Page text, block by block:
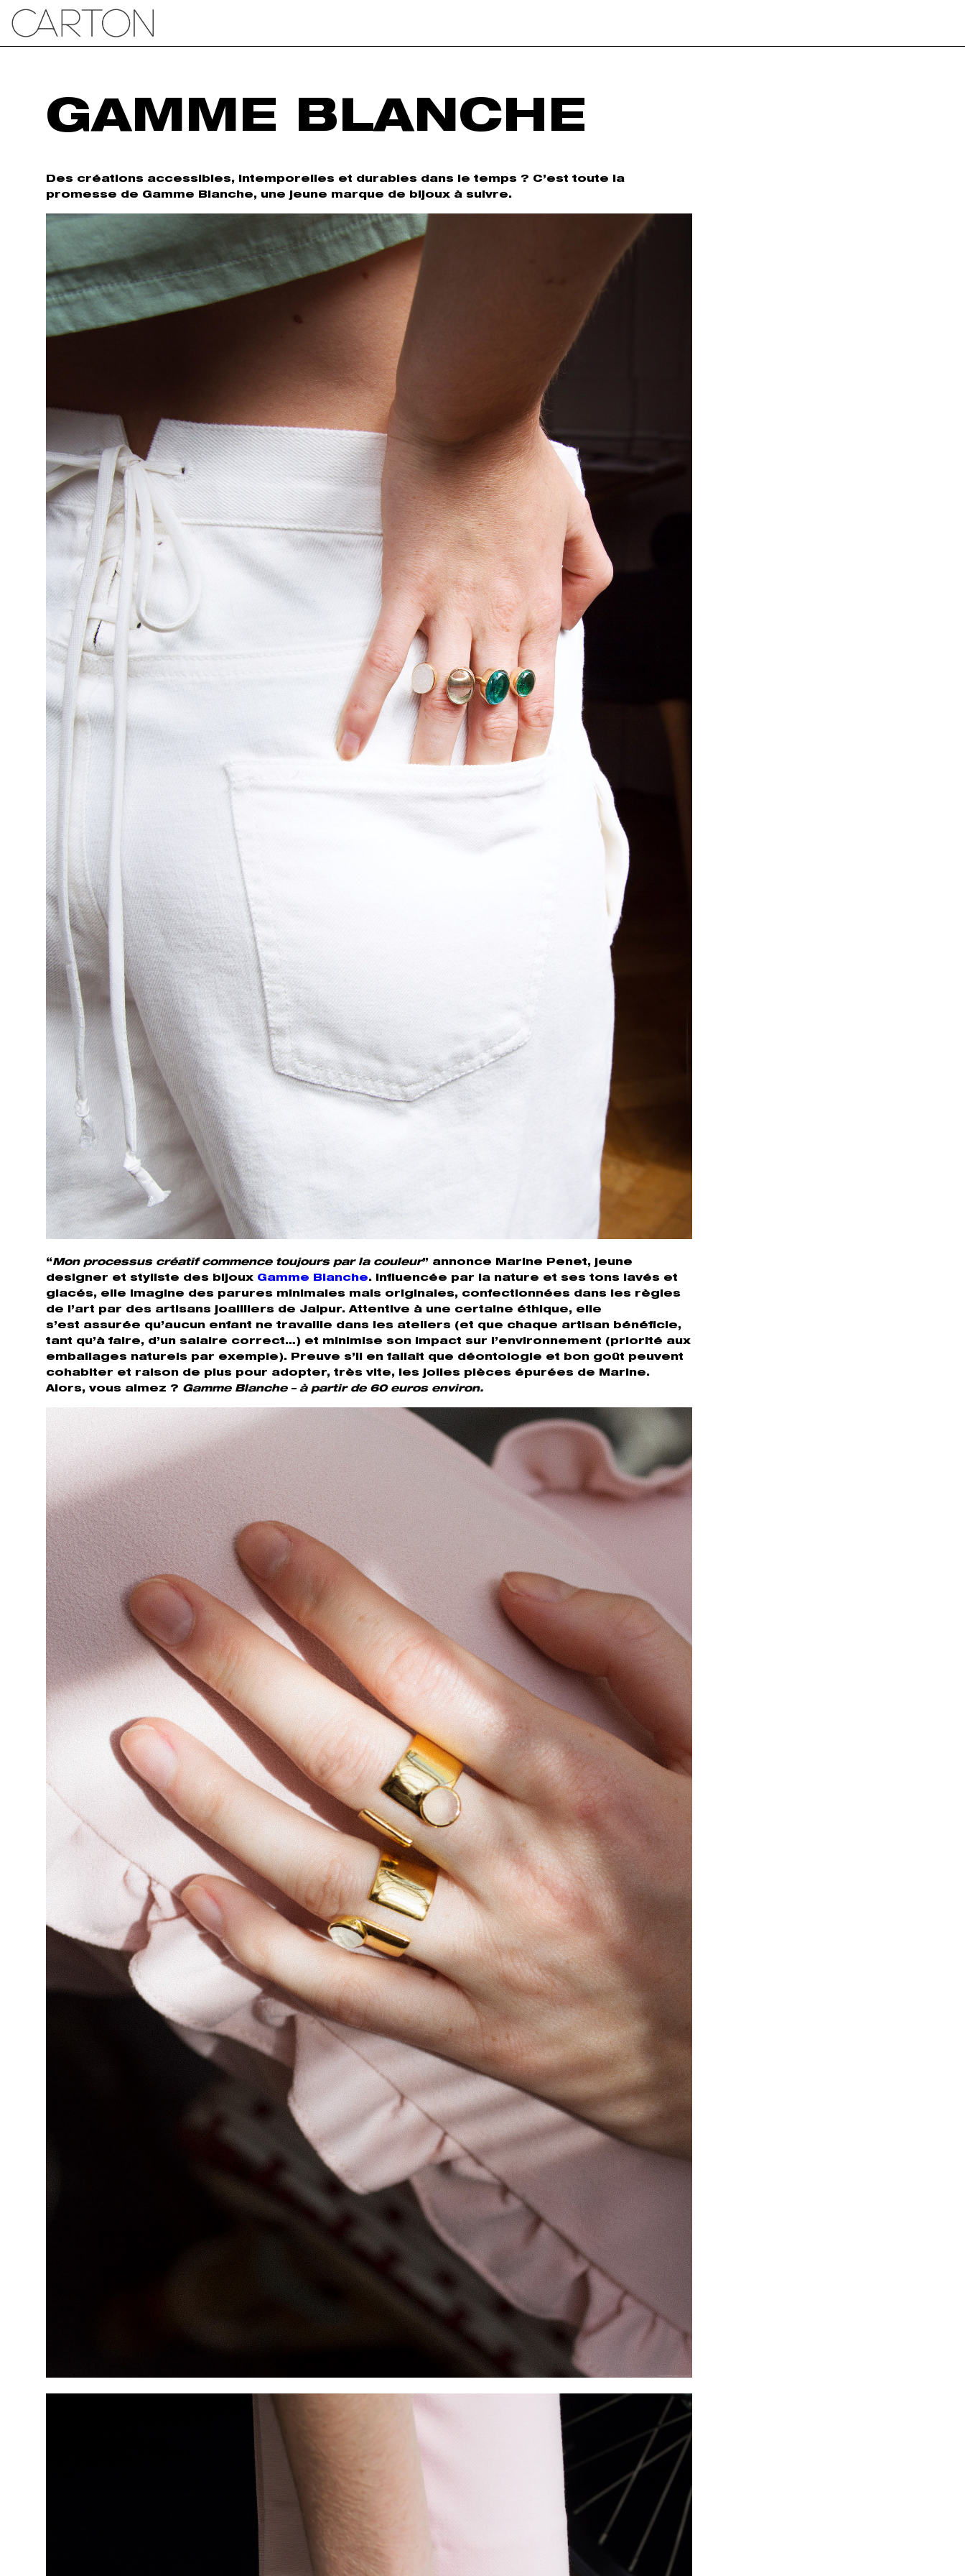
GAMME BLANCHE
Des créations accessibles, intemporelles et durables dans le temps ? C’est toute la
promesse de Gamme Blanche, une jeune marque de bijoux à suivre.
“Mon processus créatif commence toujours par la couleur” annonce Marine Penet, jeune
designer et styliste des bijoux Gamme Blanche. Influencée par la nature et ses tons lavés et
glacés, elle imagine des parures minimales mais originales, confectionnées dans les règles
de l’art par des artisans joailliers de Jaipur. Attentive à une certaine éthique, elle
s’est assurée qu’aucun enfant ne travaille dans les ateliers (et que chaque artisan bénéficie,
tant qu’à faire, d’un salaire correct…) et minimise son impact sur l’environnement (priorité aux
emballages naturels par exemple). Preuve s’il en fallait que déontologie et bon goût peuvent
cohabiter et raison de plus pour adopter, très vite, les jolies pièces épurées de Marine.
Alors, vous aimez ? Gamme Blanche – à partir de 60 euros environ.